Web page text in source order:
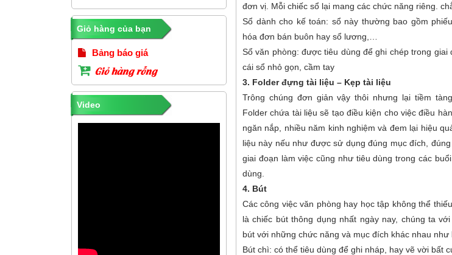
Giỏ hàng của bạn
Bảng báo giá
Giỏ hàng rỗng
Video
đơn vị. Mỗi chiếc sổ lại mang các chức năng riêng.
Sổ dành cho kế toán: sổ này thường bao gồm
hóa đơn bán buôn hay sổ lương,…
Sổ văn phòng: được tiêu dùng để ghi chép trong giai
cái sổ nhỏ gọn, cầm tay
3. Folder đựng tài liệu – Kẹp tài liệu
Trông chúng đơn giản vậy thôi nhưng lại tiềm
Folder chứa tài liệu sẽ tạo điều kiện cho việc điều
ngăn nắp, nhiều năm kinh nghiệm và đem lại hiệu
liệu này nếu như được sử dụng đúng mục đích,
giai đoạn làm việc cũng như tiêu dùng trong các
dùng.
4. Bút
Các công việc văn phòng hay học tập không thể
là chiếc bút thông dụng nhất ngày nay, chúng ta
bút với những chức năng và mục đích khác nhau như
Bút chì: có thể tiêu dùng để ghi nháp, hay vẽ vời bất